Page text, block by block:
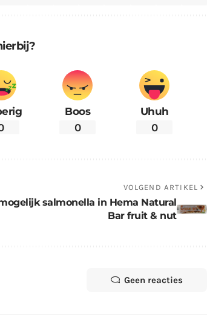
Boos
0
Uhuh
0
VOLGEND ARTIKEL
salmonella in Hema Natural
Bar fruit & nut
Geen reacties